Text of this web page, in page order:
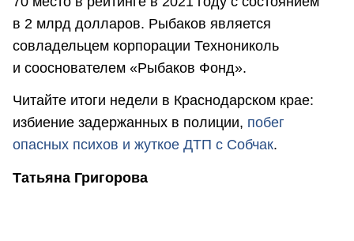
в 2 млрд долларов. Рыбаков является
совладельцем корпорации Технониколь
и сооснователем «Рыбаков Фонд».
Читайте итоги недели в Краснодарском крае:
избиение задержанных в полиции, побег
опасных психов и жуткое ДТП с Собчак.
Татьяна Григорова